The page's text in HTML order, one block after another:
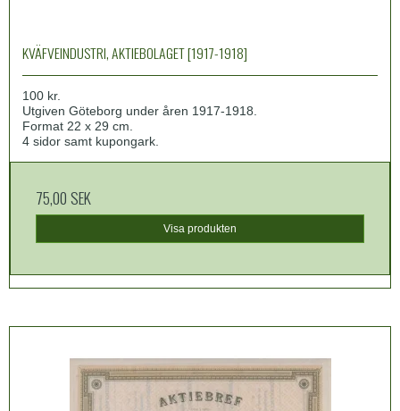
KVÄFVEINDUSTRI, AKTIEBOLAGET [1917-1918]
100 kr.
Utgiven Göteborg under åren 1917-1918.
Format 22 x 29 cm.
4 sidor samt kupongark.
75,00 SEK
Visa produkten